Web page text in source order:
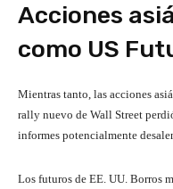
Acciones
como US
Mientras tanto, las acciones
rally nuevo de Wall Street
informes potencialmente
Los futuros de EE. UU. Borros